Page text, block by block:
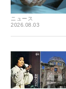
ニュース
2026.08.03